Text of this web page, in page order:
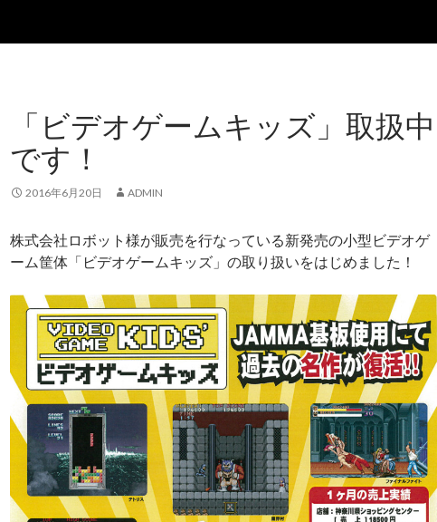
「ビデオゲームキッズ」取扱中
です！
2016年6月20日 ADMIN
株式会社ロボット様が販売を行なっている新発売の小型ビデオゲ
ーム筐体「ビデオゲームキッズ」の取り扱いをはじめました！